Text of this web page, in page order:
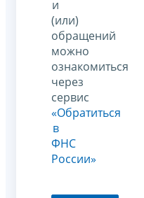
и
(или)
обращений
можно
ознакомиться
через
сервис
«Обратиться
в
ФНС
России»